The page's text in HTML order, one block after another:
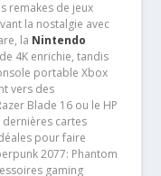
remakes de jeux
la nostalgie avec
la Nintendo
4K enrichie, tandis
portable Xbox
vers des
Blade 16 ou le HP
dernières cartes
pour faire
2077: Phantom
gaming